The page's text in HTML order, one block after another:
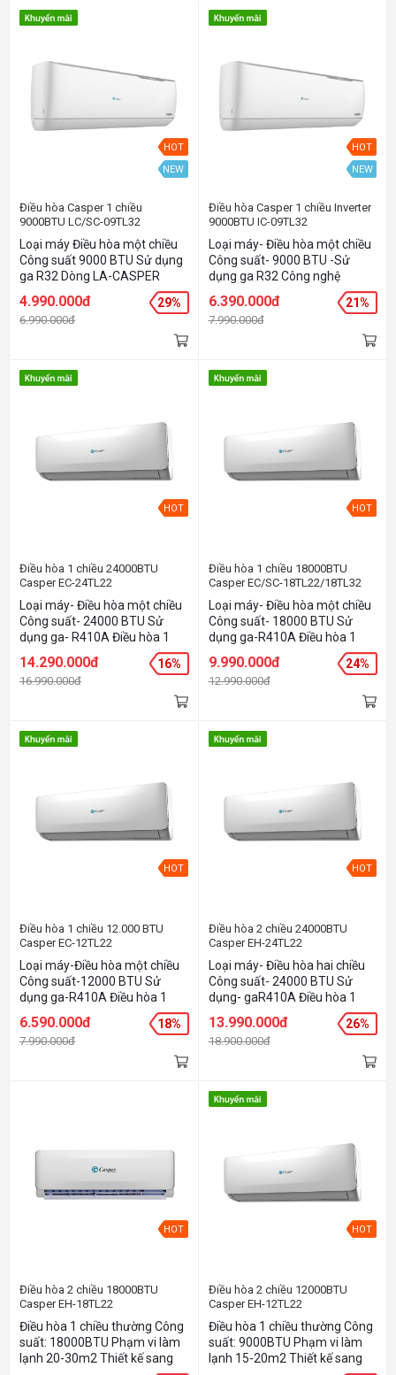
HOT
NEW
Điều hòa Casper 1 chiều
9000BTU LC/SC-09TL32
Loại máy Điều hòa một chiều
Công suất 9000 BTU Sử dụng
ga R32 Dòng LA-CASPER
thông dụng giá rẻ Thiết kế đẹp
sang trọng, làm lạnh nhanh
Dàn đồng, mạ vàng giúp tăng
4.990.000đ
6.990.000đ
29%
HOT
NEW
Điều hòa Casper 1 chiều Inverter
9000BTU IC-09TL32
Loại máy- Điều hòa một chiều
Công suất- 9000 BTU -Sử
dụng ga R32 Công nghệ
Inverter Chức năng IFeel cảm
biến nhiệt Chức năng Iclean tự
đông làm sạch
6.390.000đ
7.990.000đ
21%
HOT
Điều hòa 1 chiều 24000BTU
Casper EC-24TL22
Loại máy- Điều hòa một chiều
Công suất- 24000 BTU Sử
dụng ga- R410A Điều hòa 1
chiều thường Phạm vi làm
lạnh 30-40m2 Công nghệ giấc
ngủ sâu Bộ lọc khử mùi, kháng
14.290.000đ
16.990.000đ
16%
HOT
Điều hòa 1 chiều 18000BTU
Casper EC/SC-18TL22/18TL32
Loại máy- Điều hòa một chiều
Công suất- 18000 BTU Sử
dụng ga-R410A Điều hòa 1
chiều thường Phạm vi làm
lạnh 20-30m2 Công nghệ giấc
ngủ sâu Bộ lọc khử mùi, kháng
9.990.000đ
12.990.000đ
24%
HOT
Điều hòa 1 chiều 12.000 BTU
Casper EC-12TL22
Loại máy-Điều hòa một chiều
Công suất-12000 BTU Sử
dụng ga-R410A Điều hòa 1
chiều thường Phạm vi làm
lạnh 15-20m2 Công nghệ giấc
ngủ sâu Bộ lọc khử mùi, kháng
6.590.000đ
7.990.000đ
18%
HOT
Điều hòa 2 chiều 24000BTU
Casper EH-24TL22
Loại máy- Điều hòa hai chiều
Công suất- 24000 BTU Sử
dụng- gaR410A Điều hòa 1
chiều thường Công suất:
24000BTU Phạm vi làm lạnh
30-40m2 Thiết kế sang trọng,
13.990.000đ
18.900.000đ
26%
HOT
Điều hòa 2 chiều 18000BTU
Casper EH-18TL22
Điều hòa 1 chiều thường Công
suất: 18000BTU Phạm vi làm
lạnh 20-30m2 Thiết kế sang
HOT
Điều hòa 2 chiều 12000BTU
Casper EH-12TL22
Điều hòa 1 chiều thường Công
suất: 9000BTU Phạm vi làm
lạnh 15-20m2 Thiết kế sang